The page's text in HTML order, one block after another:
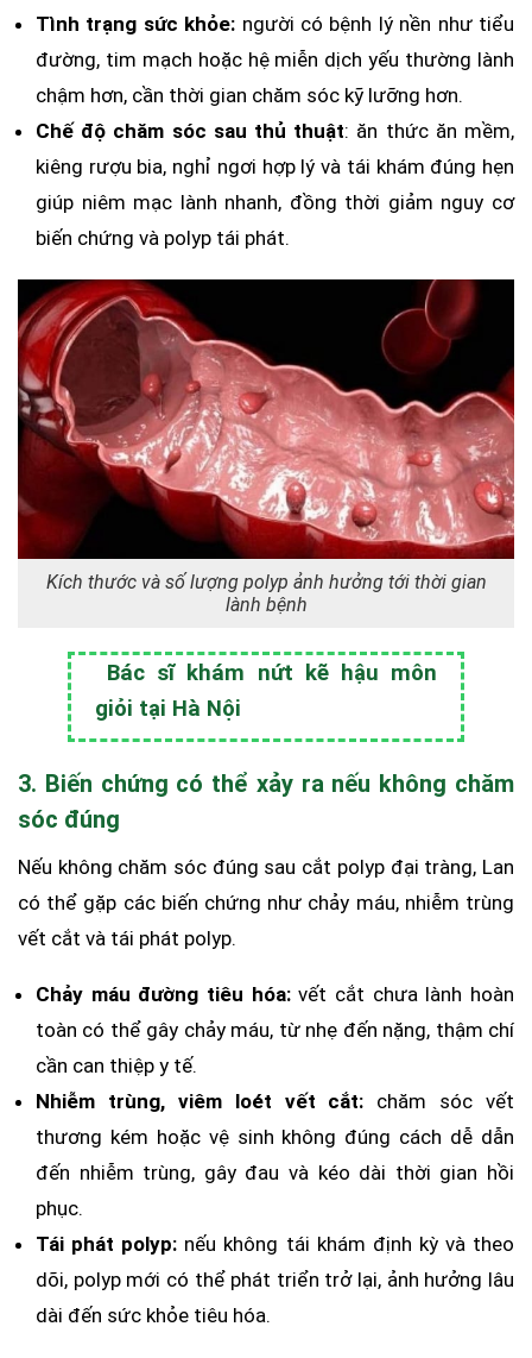
Tình trạng sức khỏe: người có bệnh lý nền như tiểu
đường, tim mạch hoặc hệ miễn dịch yếu thường lành
chậm hơn, cần thời gian chăm sóc kỹ lưỡng hơn.
Chế độ chăm sóc sau thủ thuật: ăn thức ăn mềm,
kiêng rượu bia, nghỉ ngơi hợp lý và tái khám đúng hẹn
giúp niêm mạc lành nhanh, đồng thời giảm nguy cơ
biến chứng và polyp tái phát.
Kích thước và số lượng polyp ảnh hưởng tới thời gian
lành bệnh
Bác sĩ khám nứt kẽ hậu môn
giỏi tại Hà Nội
3. Biến chứng có thể xảy ra nếu không chăm
sóc đúng
Nếu không chăm sóc đúng sau cắt polyp đại tràng, Lan
có thể gặp các biến chứng như chảy máu, nhiễm trùng
vết cắt và tái phát polyp.
Chảy máu đường tiêu hóa:vết cắt chưa lành hoàn
toàn có thể gây chảy máu, từ nhẹ đến nặng, thậm chí
cần can thiệp y tế.
Nhiễm trùng, viêm loét vết cắt: chăm sóc vết
thương kém hoặc vệ sinh không đúng cách dễ dẫn
đến nhiễm trùng, gây đau và kéo dài thời gian hồi
phục.
Tái phát polyp: nếu không tái khám định kỳ và theo
dõi, polyp mới có thể phát triển trở lại, ảnh hưởng lâu
dài đến sức khỏe tiêu hóa.